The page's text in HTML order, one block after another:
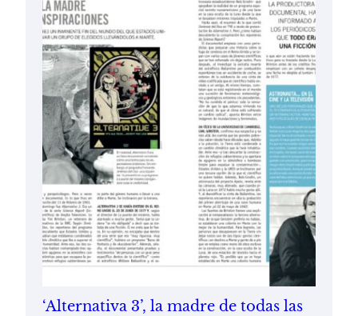
‘Alternativa 3’, la madre de todas las